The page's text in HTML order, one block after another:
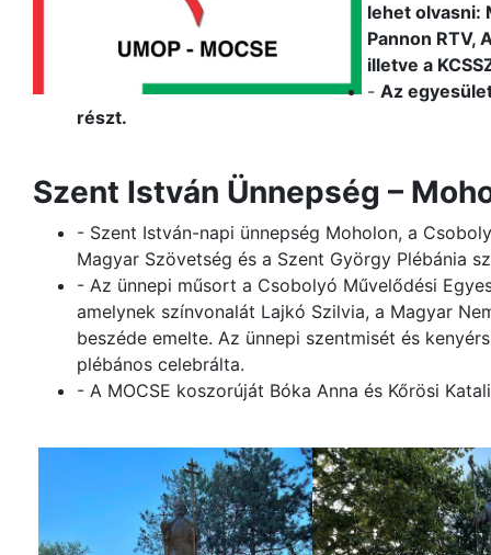
lehet olvasni:
Pannon RTV,
illetve a
- Az
részt.
Szent István Ünnepség –
- Szent István-napi ünnepség Moholon, a
Magyar Szövetség és a Szent György Plébánia
- Az ünnepi műsort a Csobolyó Művelődési
amelynek színvonalát Lajkó Szilvia, a Magyar
beszéde emelte. Az ünnepi szentmisét és
plébános celebrálta.
- A MOCSE koszorúját Bóka Anna és Kőrösi